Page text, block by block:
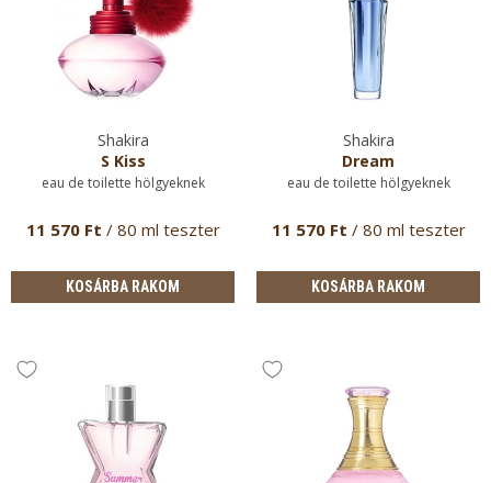
Shakira
S Kiss
eau de toilette hölgyeknek
11 570 Ft / 80 ml teszter
KOSÁRBA RAKOM
Shakira
Dream
eau de toilette hölgyeknek
11 570 Ft / 80 ml teszter
KOSÁRBA RAKOM